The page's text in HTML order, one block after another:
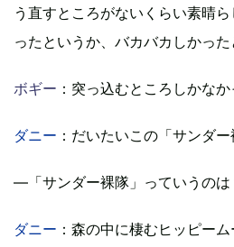
う直すところがないくらい素晴
ったというか、バカバカしかった
ボギー ：突っ込むところしかなか
ダニー ：だいたいこの「サンダ
―「サンダー裸隊」っていうのは
ダニー ：森の中に棲むヒッピー